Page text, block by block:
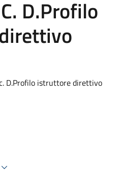
D.Profilo
D.Profilo istruttore direttivo